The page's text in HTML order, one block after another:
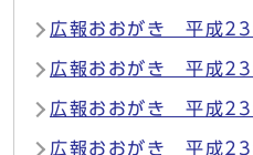
広報おおがき 平成
広報おおがき 平成
広報おおがき 平成
広報おおがき 平成